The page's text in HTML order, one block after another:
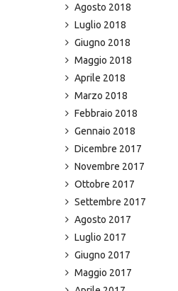
Agosto 2018
Luglio 2018
Giugno 2018
Maggio 2018
Aprile 2018
Marzo 2018
Febbraio 2018
Gennaio 2018
Dicembre 2017
Novembre 2017
Ottobre 2017
Settembre 2017
Agosto 2017
Luglio 2017
Giugno 2017
Maggio 2017